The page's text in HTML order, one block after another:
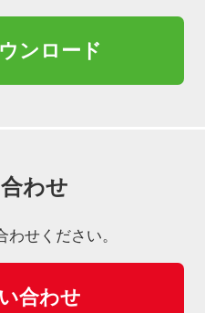
ンロード
わせ
せください。
合わせ